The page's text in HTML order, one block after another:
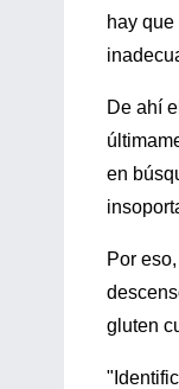
hay
De ahí
en
Por
gluten